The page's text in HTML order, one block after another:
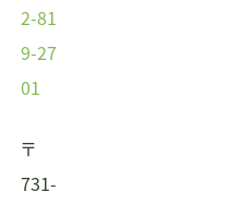
2-81
9-27
01
〒
731-